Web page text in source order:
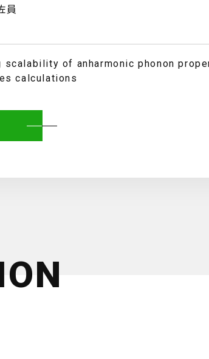
員
scalability of anharmonic phonon
calculations